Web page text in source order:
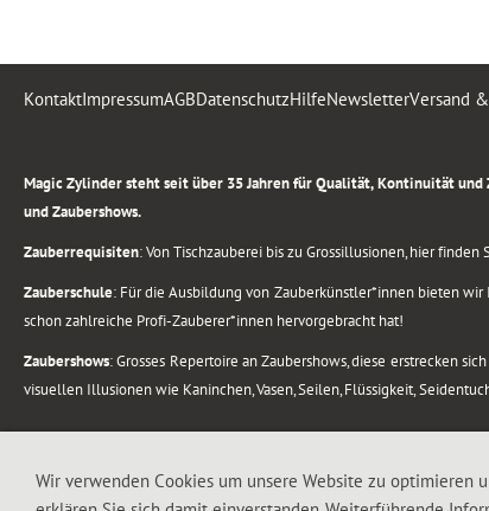
KontaktImpressumAGBDatenschutzHilfeNewsletterVersand
Magic Zylinder steht seit über 35 Jahren für Qualität, Kontinuität
und Zaubershows.
Zauberrequisiten: Von Tischzauberei bis zu Grossillusionen, hier
Zauberschule: Für die Ausbildung von Zauberkünstler*innen bieten
schon zahlreiche Profi-Zauberer*innen hervorgebracht hat!
Zaubershows: Grosses Repertoire an Zaubershows, diese erstrecken
visuellen Illusionen wie Kaninchen, Vasen, Seilen, Flüssigkeit,
.
Alle Rechte vorbehalten. © 1988-2026 Magic Zylinder
Wir verwenden Cookies um unsere Website zu optimieren